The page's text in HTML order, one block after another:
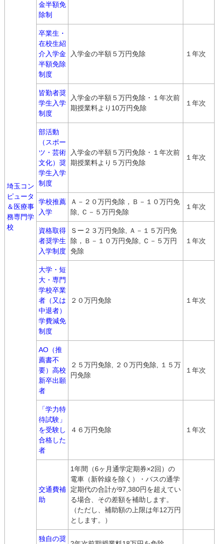
埼玉コン
ピュータ
＆医療事
務専門学
校
金半額免
除制
卒業生・
在校生紹
介入学金
半額免除
制度
入学金の半額５万円免除 １年次
皆勤者奨
学生入学
制度
入学金の半額５万円免除・１年次前
期授業料より10万円免除
１年次
部活動
（スポー
ツ・芸術
文化）奨
学生入学
制度
入学金の半額５万円免除・１年次前
期授業料より５万円免除
１年次
学校推薦
入学
Ａ－２０万円免除，Ｂ－１０万円免
除, Ｃ－５万円免除
１年次
資格取得
者奨学生
入学制度
Ｓー２３万円免除, Ａ－１５万円免
除，Ｂ－１０万円免除, Ｃ－５万円
免除
１年次
大学・短
大・専門
学校卒業
者（又は
中退者）
学費減免
制度
２０万円免除 １年次
AO（推
薦書不
要）高校
新卒出願
者
２５万円免除, ２０万円免除, １５万
円免除
１年次
「学力特
待試験」
を受験し
合格した
者
４６万円免除 １年次
交通費補
助
1年間（6ヶ月通学定期券×2回）の
電車（新幹線を除く）・バスの通学
定期代の合計が97,380円を超えてい
る場合、その差額を補助します。
（ただし、補助額の上限は年12万円
とします。）
独自の奨